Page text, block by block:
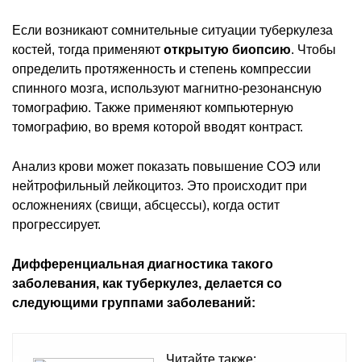
Если возникают сомнительные ситуации туберкулеза
костей, тогда применяют открытую биопсию. Чтобы
определить протяженность и степень компрессии
спинного мозга, используют магнитно-резонансную
томографию. Также применяют компьютерную
томографию, во время которой вводят контраст.
Анализ крови может показать повышение СОЭ или
нейтрофильный лейкоцитоз. Это происходит при
осложнениях (свищи, абсцессы), когда остит
прогрессирует.
Дифференциальная диагностика такого
заболевания, как туберкулез, делается со
следующими группами заболеваний:
Читайте также: